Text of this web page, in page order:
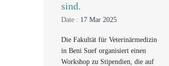
sind.
Date : 17 Mar 2025
Die Fakultät für Veterinärmedizin
in Beni Suef organisiert einen
Workshop zu Stipendien, die auf